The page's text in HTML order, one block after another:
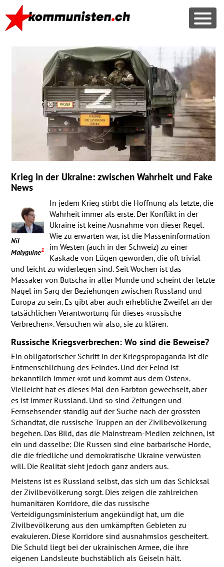
Krieg in der Ukraine: zwischen Wahrheit und Fake
News
Nil
Malyguine1
In jedem Krieg stirbt die Hoffnung als letzte, die
Wahrheit immer als erste. Der Konflikt in der
Ukraine ist keine Ausnahme von dieser Regel.
Wie zu erwarten war, ist die Masseninformation
im Westen (auch in der Schweiz) zu einer
Kaskade von Lügen geworden, die oft trivial
und leicht zu widerlegen sind. Seit Wochen ist das
Massaker von Butscha in aller Munde und scheint der letzte
Nagel im Sarg der Beziehungen zwischen Russland und
Europa zu sein. Es gibt aber auch erhebliche Zweifel an der
tatsächlichen Verantwortung für dieses «russische
Verbrechen». Versuchen wir also, sie zu klären.
Russische Kriegsverbrechen: Wo sind die Beweise?
Ein obligatorischer Schritt in der Kriegspropaganda ist die
Entmenschlichung des Feindes. Und der Feind ist
bekanntlich immer «rot und kommt aus dem Osten».
Vielleicht hat es dieses Mal den Farbton gewechselt, aber
es ist immer Russland. Und so sind Zeitungen und
Fernsehsender ständig auf der Suche nach der grössten
Schandtat, die russische Truppen an der Zivilbevölkerung
begehen. Das Bild, das die Mainstream-Medien zeichnen, ist
ein und dasselbe: Die Russen sind eine barbarische Horde,
die die friedliche und demokratische Ukraine verwüsten
will. Die Realität sieht jedoch ganz anders aus.
Meistens ist es Russland selbst, das sich um das Schicksal
der Zivilbevölkerung sorgt. Dies zeigen die zahlreichen
humanitären Korridore, die das russische
Verteidigungsministerium angekündigt hat, um die
Zivilbevölkerung aus den umkämpften Gebieten zu
evakuieren. Diese Korridore sind ausnahmslos gescheitert.
Die Schuld liegt bei der ukrainischen Armee, die ihre
eigenen Landsleute buchstäblich als Geiseln hält.